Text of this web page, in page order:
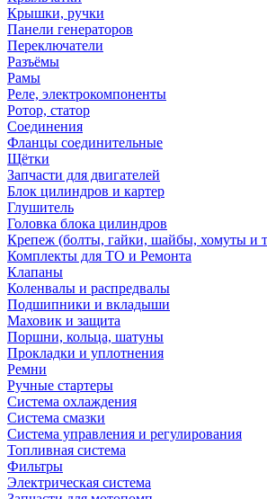
Крышки, ручки
Панели генераторов
Переключатели
Разъёмы
Рамы
Реле, электрокомпоненты
Ротор, статор
Соединения
Фланцы соединительные
Щётки
Запчасти для двигателей
Блок цилиндров и картер
Глушитель
Головка блока цилиндров
Крепеж (болты, гайки, шайбы, хомуты и
Комплекты для ТО и Ремонта
Клапаны
Коленвалы и распредвалы
Подшипники и вкладыши
Маховик и защита
Поршни, кольца, шатуны
Прокладки и уплотнения
Ремни
Ручные стартеры
Система охлаждения
Система смазки
Система управления и регулирования
Топливная система
Фильтры
Электрическая система